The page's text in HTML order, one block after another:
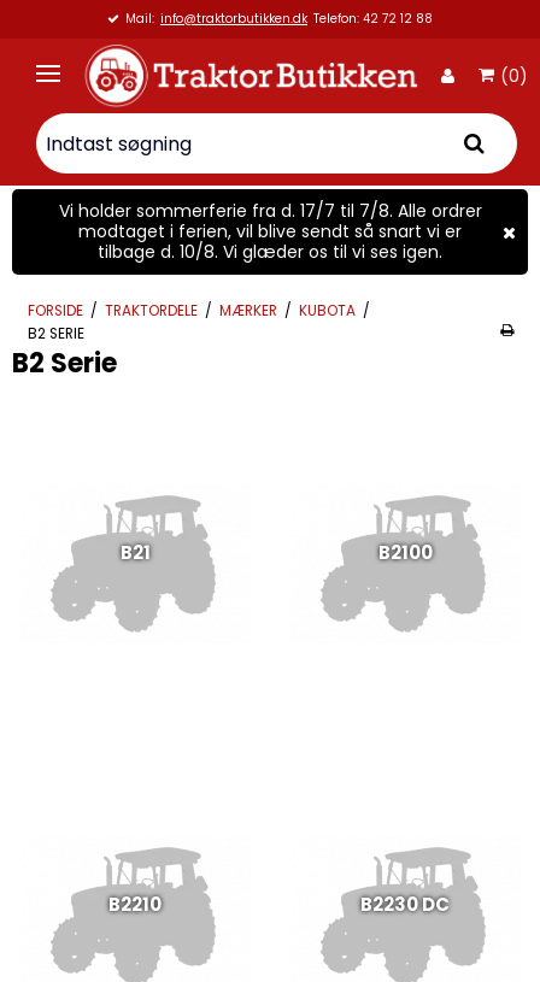
Vi er 100% Dansk
(0)
Vi holder sommerferie fra d. 17/7 til 7/8. Alle ordrer
modtaget i ferien, vil blive sendt så snart vi er
tilbage d. 10/8. Vi glæder os til vi ses igen.
FORSIDE / TRAKTORDELE / MÆRKER / KUBOTA /
B2 SERIE
B2 Serie
B21 B2100
B2210 B2230 DC